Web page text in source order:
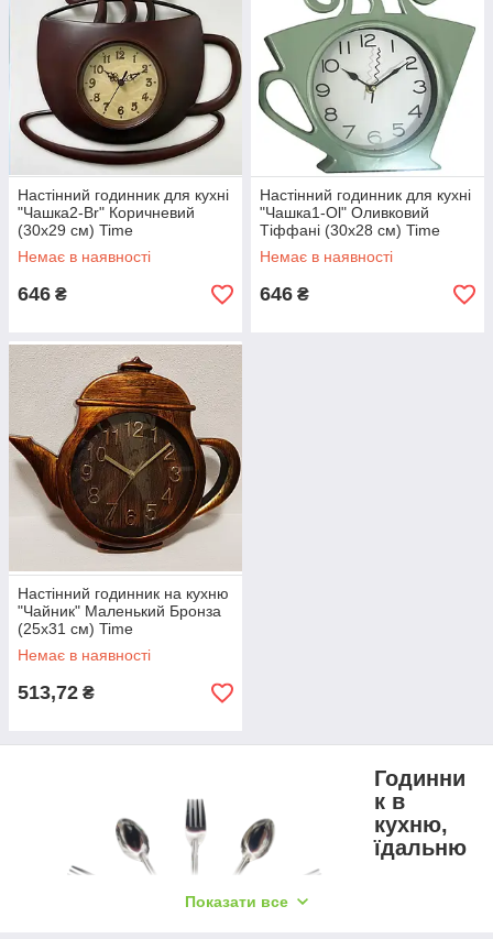
Настінний годинник для кухні
"Чашка2-Br" Коричневий
(30х29 см) Time
Немає в наявності
646 ₴
Настінний годинник для кухні
"Чашка1-Ol" Оливковий
Тіффані (30х28 см) Time
Немає в наявності
646 ₴
Настінний годинник на кухню
"Чайник" Маленький Бронза
(25х31 см) Time
Немає в наявності
513,72 ₴
Годинни
к в
кухню,
їдальню
Показати все